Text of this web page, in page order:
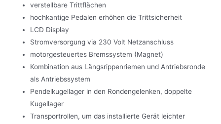
verstellbare Trittflächen
hochkantige Pedalen erhöhen die Trittsicherheit
LCD Display
Stromversorgung via 230 Volt Netzanschluss
motorgesteuertes Bremssystem (Magnet)
Kombination aus Längsrippenriemen und Antriebsronde
als Antriebssystem
Pendelkugellager in den Rondengelenken, doppelte
Kugellager
Transportrollen, um das installierte Gerät leichter